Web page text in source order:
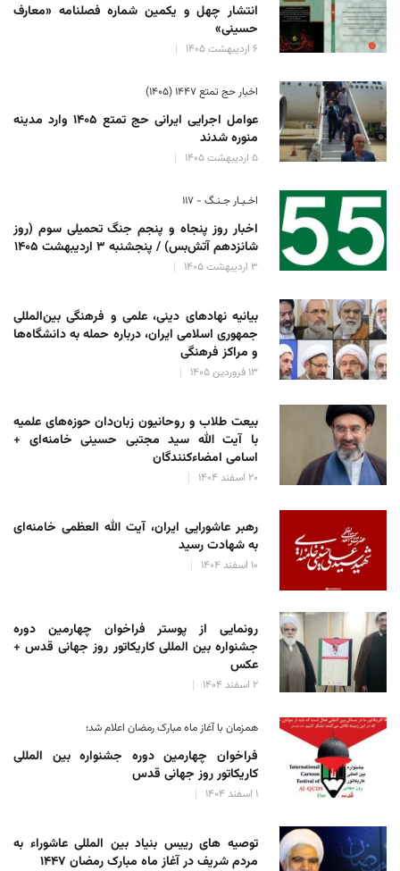
انتشار چهل و یکمین شماره فصلنامه «معارف
حسینی»
۶ اردیبهشت ۱۴۰۵
اخبار حج تمتع ۱۴۴۷ (۱۴۰۵)
عوامل اجرایی ایرانی حج تمتع ۱۴۰۵ وارد مدینه
منوره ‌شدند
۵ اردیبهشت ۱۴۰۵
اخـبـار جـنـگ - ۱۱۷
اخبار روز پنجاه و پنجم جنگ تحمیلی سوم (روز
شانزدهم آتش‌بس) / پنجشنبه ۳ اردیبهشت ۱۴۰۵
۳ اردیبهشت ۱۴۰۵
بیانیه نهادهای دینی، علمی و فرهنگی بین‌المللی
جمهوری اسلامی ایران، درباره حمله به دانشگاه‌ها
و مراکز فرهنگی
۱۳ فروردین ۱۴۰۵
بیعت طلاب و روحانیون زبان‌دان حوزه‌های علمیه
با آیت الله سید مجتبی حسینی خامنه‌ای +
اسامی امضاءکنندگان
۲۰ اسفند ۱۴۰۴
رهبر عاشورایی ایران، آیت الله العظمی خامنه‌ای
به شهادت رسید
۱۰ اسفند ۱۴۰۴
رونمایی از پوستر فراخوان چهارمین دوره
جشنواره بین المللی کاریکاتور روز جهانی قدس +
عکس
۲ اسفند ۱۴۰۴
همزمان با آغاز ماه مبارک رمضان اعلام شد؛
فراخوان چهارمین دوره جشنواره بین المللی
کاریکاتور روز جهانی قدس
۱ اسفند ۱۴۰۴
توصیه های رییس بنیاد بین المللی عاشوراء به
مردم شریف در آغاز ماه مبارک رمضان ۱۴۴۷